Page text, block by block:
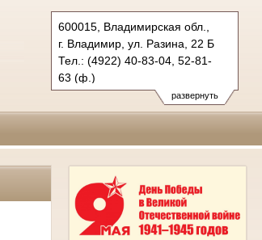
развернуть
600015, Владимирская обл.,
г. Владимир, ул. Разина, 22 Б
Тел.: (4922) 40-83-04, 52-81-
63 (ф.)
oblsud.wld@sudrf.ru